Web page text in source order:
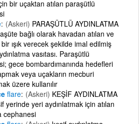
bir uçaktan atılan paraşütlü
(Askeri) PARAŞÜTLÜ AYDINLATMA
bağlı olarak havadan atılan ve
ışık verecek şekilde imal edilmiş
vasıtası. Paraşütlü
gece bombardımanında hedefleri
veya uçakların mecburi
üzere kullanılır
flare (Askeri) KEŞİF AYDINLATMA
yerinde yeri aydınlatmak için atılan
cephanesi